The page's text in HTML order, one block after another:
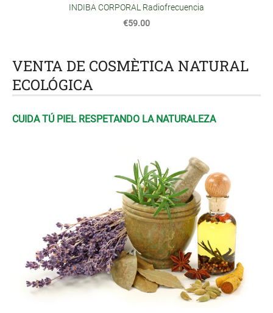
VENTA DE COSMÈTICA NATURAL
ECOLÓGICA
CUIDA TÚ PIEL RESPETANDO LA NATURALEZA
INDIBA CORPORAL Radiofrecuencia
€59.00